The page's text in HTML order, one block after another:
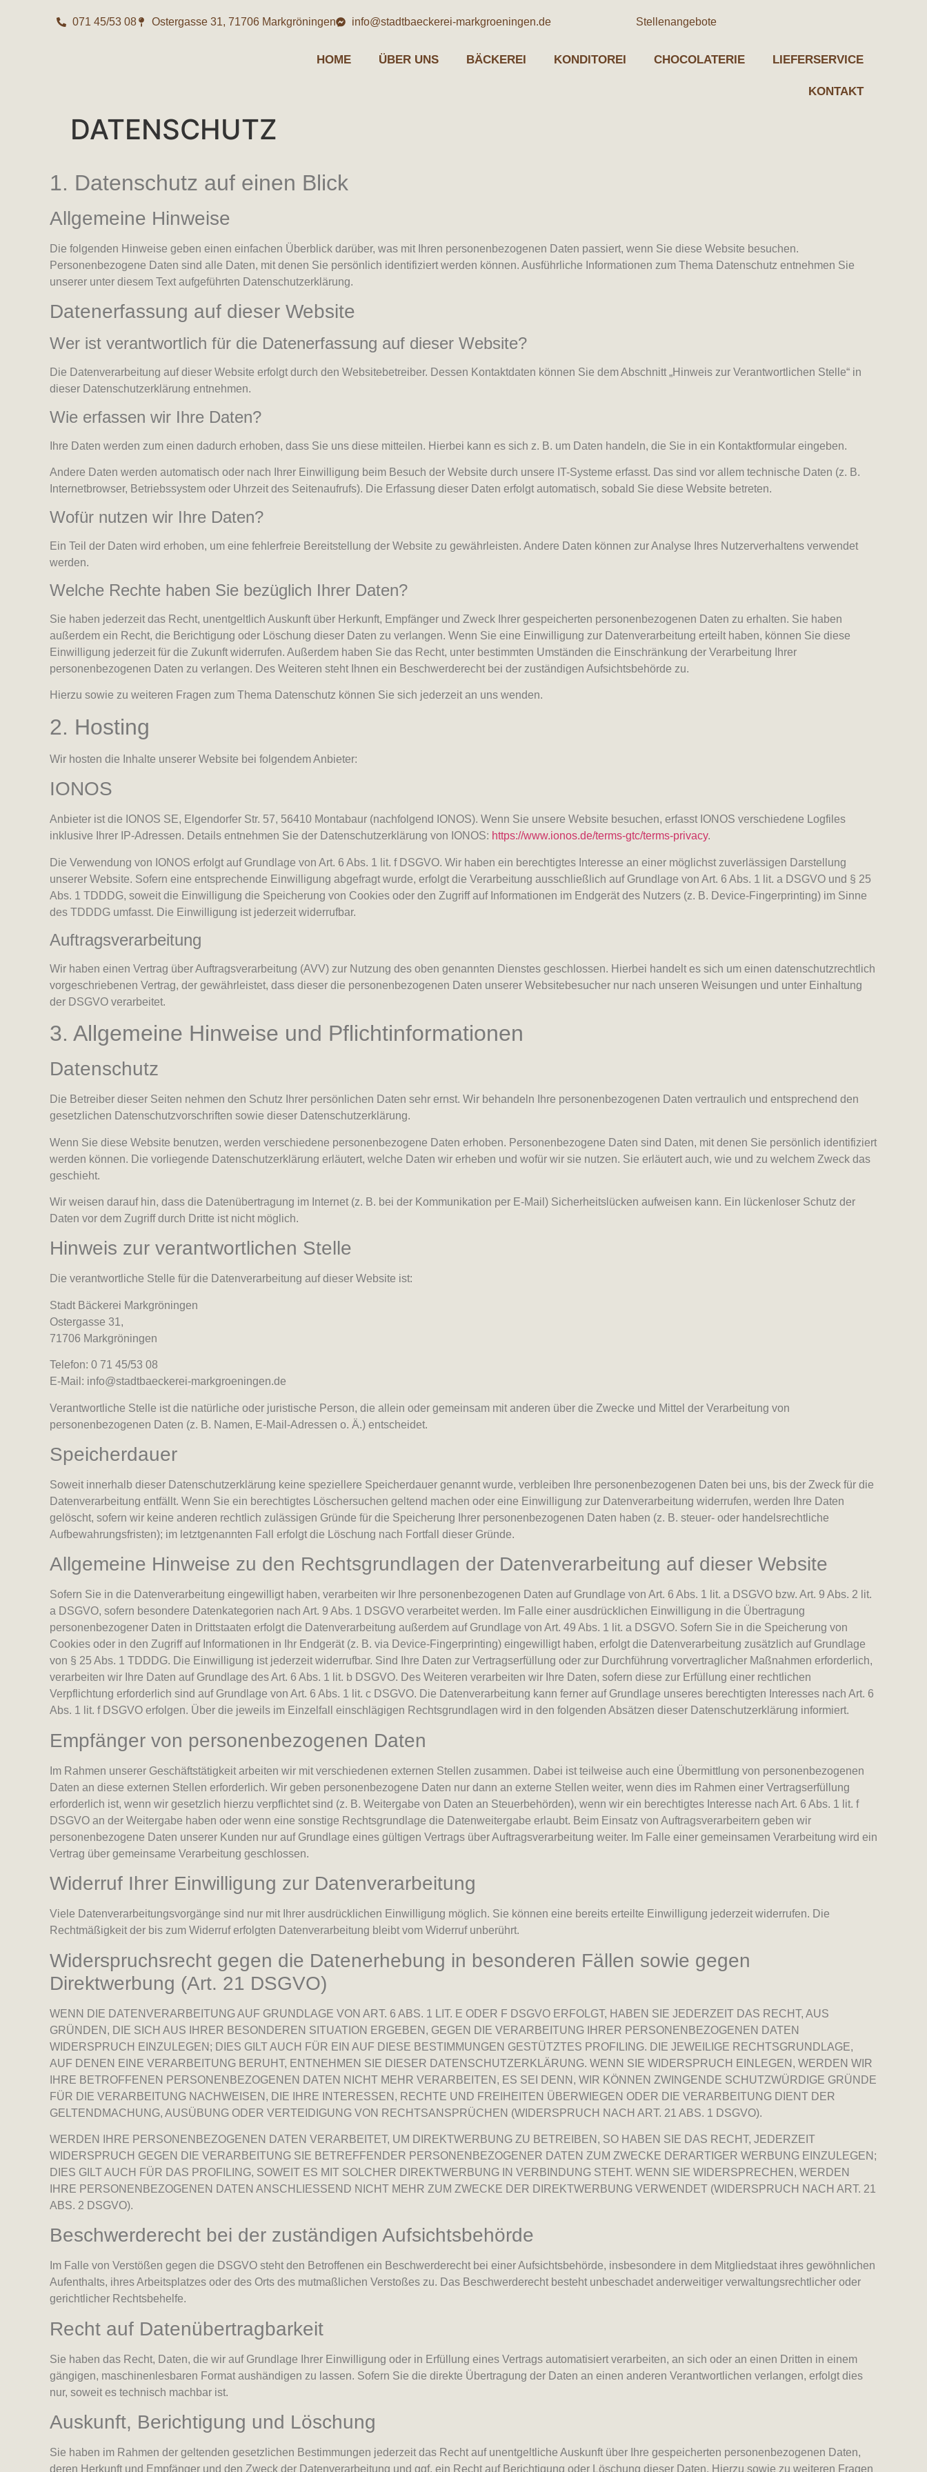
071 45/53 08 Ostergasse 31, 71706 Markgröningen info@stadtbaeckerei-markgroeningen.de Stellenangebote
HOME ÜBER UNS BÄCKEREI KONDITOREI CHOCOLATERIE LIEFERSERVICE
KONTAKT
DATENSCHUTZ
1. Datenschutz auf einen Blick
Allgemeine Hinweise
Die folgenden Hinweise geben einen einfachen Überblick darüber, was mit Ihren personenbezogenen Daten passiert, wenn Sie diese Website besuchen.
Personenbezogene Daten sind alle Daten, mit denen Sie persönlich identifiziert werden können. Ausführliche Informationen zum Thema Datenschutz entnehmen Sie
unserer unter diesem Text aufgeführten Datenschutzerklärung.
Datenerfassung auf dieser Website
Wer ist verantwortlich für die Datenerfassung auf dieser Website?
Die Datenverarbeitung auf dieser Website erfolgt durch den Websitebetreiber. Dessen Kontaktdaten können Sie dem Abschnitt „Hinweis zur Verantwortlichen Stelle“ in
dieser Datenschutzerklärung entnehmen.
Wie erfassen wir Ihre Daten?
Ihre Daten werden zum einen dadurch erhoben, dass Sie uns diese mitteilen. Hierbei kann es sich z. B. um Daten handeln, die Sie in ein Kontaktformular eingeben.
Andere Daten werden automatisch oder nach Ihrer Einwilligung beim Besuch der Website durch unsere IT-Systeme erfasst. Das sind vor allem technische Daten (z. B.
Internetbrowser, Betriebssystem oder Uhrzeit des Seitenaufrufs). Die Erfassung dieser Daten erfolgt automatisch, sobald Sie diese Website betreten.
Wofür nutzen wir Ihre Daten?
Ein Teil der Daten wird erhoben, um eine fehlerfreie Bereitstellung der Website zu gewährleisten. Andere Daten können zur Analyse Ihres Nutzerverhaltens verwendet
werden.
Welche Rechte haben Sie bezüglich Ihrer Daten?
Sie haben jederzeit das Recht, unentgeltlich Auskunft über Herkunft, Empfänger und Zweck Ihrer gespeicherten personenbezogenen Daten zu erhalten. Sie haben
außerdem ein Recht, die Berichtigung oder Löschung dieser Daten zu verlangen. Wenn Sie eine Einwilligung zur Datenverarbeitung erteilt haben, können Sie diese
Einwilligung jederzeit für die Zukunft widerrufen. Außerdem haben Sie das Recht, unter bestimmten Umständen die Einschränkung der Verarbeitung Ihrer
personenbezogenen Daten zu verlangen. Des Weiteren steht Ihnen ein Beschwerderecht bei der zuständigen Aufsichtsbehörde zu.
Hierzu sowie zu weiteren Fragen zum Thema Datenschutz können Sie sich jederzeit an uns wenden.
2. Hosting
Wir hosten die Inhalte unserer Website bei folgendem Anbieter:
IONOS
Anbieter ist die IONOS SE, Elgendorfer Str. 57, 56410 Montabaur (nachfolgend IONOS). Wenn Sie unsere Website besuchen, erfasst IONOS verschiedene Logfiles
inklusive Ihrer IP-Adressen. Details entnehmen Sie der Datenschutzerklärung von IONOS: https://www.ionos.de/terms-gtc/terms-privacy.
Die Verwendung von IONOS erfolgt auf Grundlage von Art. 6 Abs. 1 lit. f DSGVO. Wir haben ein berechtigtes Interesse an einer möglichst zuverlässigen Darstellung
unserer Website. Sofern eine entsprechende Einwilligung abgefragt wurde, erfolgt die Verarbeitung ausschließlich auf Grundlage von Art. 6 Abs. 1 lit. a DSGVO und § 25
Abs. 1 TDDDG, soweit die Einwilligung die Speicherung von Cookies oder den Zugriff auf Informationen im Endgerät des Nutzers (z. B. Device-Fingerprinting) im Sinne
des TDDDG umfasst. Die Einwilligung ist jederzeit widerrufbar.
Auftragsverarbeitung
Wir haben einen Vertrag über Auftragsverarbeitung (AVV) zur Nutzung des oben genannten Dienstes geschlossen. Hierbei handelt es sich um einen datenschutzrechtlich
vorgeschriebenen Vertrag, der gewährleistet, dass dieser die personenbezogenen Daten unserer Websitebesucher nur nach unseren Weisungen und unter Einhaltung
der DSGVO verarbeitet.
3. Allgemeine Hinweise und Pflicht­informationen
Datenschutz
Die Betreiber dieser Seiten nehmen den Schutz Ihrer persönlichen Daten sehr ernst. Wir behandeln Ihre personenbezogenen Daten vertraulich und entsprechend den
gesetzlichen Datenschutzvorschriften sowie dieser Datenschutzerklärung.
Wenn Sie diese Website benutzen, werden verschiedene personenbezogene Daten erhoben. Personenbezogene Daten sind Daten, mit denen Sie persönlich identifiziert
werden können. Die vorliegende Datenschutzerklärung erläutert, welche Daten wir erheben und wofür wir sie nutzen. Sie erläutert auch, wie und zu welchem Zweck das
geschieht.
Wir weisen darauf hin, dass die Datenübertragung im Internet (z. B. bei der Kommunikation per E-Mail) Sicherheitslücken aufweisen kann. Ein lückenloser Schutz der
Daten vor dem Zugriff durch Dritte ist nicht möglich.
Hinweis zur verantwortlichen Stelle
Die verantwortliche Stelle für die Datenverarbeitung auf dieser Website ist:
Stadt Bäckerei Markgröningen
Ostergasse 31,
71706 Markgröningen
Telefon: 0 71 45/53 08
E-Mail: info@stadtbaeckerei-markgroeningen.de
Verantwortliche Stelle ist die natürliche oder juristische Person, die allein oder gemeinsam mit anderen über die Zwecke und Mittel der Verarbeitung von
personenbezogenen Daten (z. B. Namen, E-Mail-Adressen o. Ä.) entscheidet.
Speicherdauer
Soweit innerhalb dieser Datenschutzerklärung keine speziellere Speicherdauer genannt wurde, verbleiben Ihre personenbezogenen Daten bei uns, bis der Zweck für die
Datenverarbeitung entfällt. Wenn Sie ein berechtigtes Löschersuchen geltend machen oder eine Einwilligung zur Datenverarbeitung widerrufen, werden Ihre Daten
gelöscht, sofern wir keine anderen rechtlich zulässigen Gründe für die Speicherung Ihrer personenbezogenen Daten haben (z. B. steuer- oder handelsrechtliche
Aufbewahrungsfristen); im letztgenannten Fall erfolgt die Löschung nach Fortfall dieser Gründe.
Allgemeine Hinweise zu den Rechtsgrundlagen der Datenverarbeitung auf dieser Website
Sofern Sie in die Datenverarbeitung eingewilligt haben, verarbeiten wir Ihre personenbezogenen Daten auf Grundlage von Art. 6 Abs. 1 lit. a DSGVO bzw. Art. 9 Abs. 2 lit.
a DSGVO, sofern besondere Datenkategorien nach Art. 9 Abs. 1 DSGVO verarbeitet werden. Im Falle einer ausdrücklichen Einwilligung in die Übertragung
personenbezogener Daten in Drittstaaten erfolgt die Datenverarbeitung außerdem auf Grundlage von Art. 49 Abs. 1 lit. a DSGVO. Sofern Sie in die Speicherung von
Cookies oder in den Zugriff auf Informationen in Ihr Endgerät (z. B. via Device-Fingerprinting) eingewilligt haben, erfolgt die Datenverarbeitung zusätzlich auf Grundlage
von § 25 Abs. 1 TDDDG. Die Einwilligung ist jederzeit widerrufbar. Sind Ihre Daten zur Vertragserfüllung oder zur Durchführung vorvertraglicher Maßnahmen erforderlich,
verarbeiten wir Ihre Daten auf Grundlage des Art. 6 Abs. 1 lit. b DSGVO. Des Weiteren verarbeiten wir Ihre Daten, sofern diese zur Erfüllung einer rechtlichen
Verpflichtung erforderlich sind auf Grundlage von Art. 6 Abs. 1 lit. c DSGVO. Die Datenverarbeitung kann ferner auf Grundlage unseres berechtigten Interesses nach Art. 6
Abs. 1 lit. f DSGVO erfolgen. Über die jeweils im Einzelfall einschlägigen Rechtsgrundlagen wird in den folgenden Absätzen dieser Datenschutzerklärung informiert.
Empfänger von personenbezogenen Daten
Im Rahmen unserer Geschäftstätigkeit arbeiten wir mit verschiedenen externen Stellen zusammen. Dabei ist teilweise auch eine Übermittlung von personenbezogenen
Daten an diese externen Stellen erforderlich. Wir geben personenbezogene Daten nur dann an externe Stellen weiter, wenn dies im Rahmen einer Vertragserfüllung
erforderlich ist, wenn wir gesetzlich hierzu verpflichtet sind (z. B. Weitergabe von Daten an Steuerbehörden), wenn wir ein berechtigtes Interesse nach Art. 6 Abs. 1 lit. f
DSGVO an der Weitergabe haben oder wenn eine sonstige Rechtsgrundlage die Datenweitergabe erlaubt. Beim Einsatz von Auftragsverarbeitern geben wir
personenbezogene Daten unserer Kunden nur auf Grundlage eines gültigen Vertrags über Auftragsverarbeitung weiter. Im Falle einer gemeinsamen Verarbeitung wird ein
Vertrag über gemeinsame Verarbeitung geschlossen.
Widerruf Ihrer Einwilligung zur Datenverarbeitung
Viele Datenverarbeitungsvorgänge sind nur mit Ihrer ausdrücklichen Einwilligung möglich. Sie können eine bereits erteilte Einwilligung jederzeit widerrufen. Die
Rechtmäßigkeit der bis zum Widerruf erfolgten Datenverarbeitung bleibt vom Widerruf unberührt.
Widerspruchsrecht gegen die Datenerhebung in besonderen Fällen sowie gegen
Direktwerbung (Art. 21 DSGVO)
WENN DIE DATENVERARBEITUNG AUF GRUNDLAGE VON ART. 6 ABS. 1 LIT. E ODER F DSGVO ERFOLGT, HABEN SIE JEDERZEIT DAS RECHT, AUS
GRÜNDEN, DIE SICH AUS IHRER BESONDEREN SITUATION ERGEBEN, GEGEN DIE VERARBEITUNG IHRER PERSONENBEZOGENEN DATEN
WIDERSPRUCH EINZULEGEN; DIES GILT AUCH FÜR EIN AUF DIESE BESTIMMUNGEN GESTÜTZTES PROFILING. DIE JEWEILIGE RECHTSGRUNDLAGE,
AUF DENEN EINE VERARBEITUNG BERUHT, ENTNEHMEN SIE DIESER DATENSCHUTZERKLÄRUNG. WENN SIE WIDERSPRUCH EINLEGEN, WERDEN WIR
IHRE BETROFFENEN PERSONENBEZOGENEN DATEN NICHT MEHR VERARBEITEN, ES SEI DENN, WIR KÖNNEN ZWINGENDE SCHUTZWÜRDIGE GRÜNDE
FÜR DIE VERARBEITUNG NACHWEISEN, DIE IHRE INTERESSEN, RECHTE UND FREIHEITEN ÜBERWIEGEN ODER DIE VERARBEITUNG DIENT DER
GELTENDMACHUNG, AUSÜBUNG ODER VERTEIDIGUNG VON RECHTSANSPRÜCHEN (WIDERSPRUCH NACH ART. 21 ABS. 1 DSGVO).
WERDEN IHRE PERSONENBEZOGENEN DATEN VERARBEITET, UM DIREKTWERBUNG ZU BETREIBEN, SO HABEN SIE DAS RECHT, JEDERZEIT
WIDERSPRUCH GEGEN DIE VERARBEITUNG SIE BETREFFENDER PERSONENBEZOGENER DATEN ZUM ZWECKE DERARTIGER WERBUNG EINZULEGEN;
DIES GILT AUCH FÜR DAS PROFILING, SOWEIT ES MIT SOLCHER DIREKTWERBUNG IN VERBINDUNG STEHT. WENN SIE WIDERSPRECHEN, WERDEN
IHRE PERSONENBEZOGENEN DATEN ANSCHLIESSEND NICHT MEHR ZUM ZWECKE DER DIREKTWERBUNG VERWENDET (WIDERSPRUCH NACH ART. 21
ABS. 2 DSGVO).
Beschwerde­recht bei der zuständigen Aufsichts­behörde
Im Falle von Verstößen gegen die DSGVO steht den Betroffenen ein Beschwerderecht bei einer Aufsichtsbehörde, insbesondere in dem Mitgliedstaat ihres gewöhnlichen
Aufenthalts, ihres Arbeitsplatzes oder des Orts des mutmaßlichen Verstoßes zu. Das Beschwerderecht besteht unbeschadet anderweitiger verwaltungsrechtlicher oder
gerichtlicher Rechtsbehelfe.
Recht auf Daten­übertrag­barkeit
Sie haben das Recht, Daten, die wir auf Grundlage Ihrer Einwilligung oder in Erfüllung eines Vertrags automatisiert verarbeiten, an sich oder an einen Dritten in einem
gängigen, maschinenlesbaren Format aushändigen zu lassen. Sofern Sie die direkte Übertragung der Daten an einen anderen Verantwortlichen verlangen, erfolgt dies
nur, soweit es technisch machbar ist.
Auskunft, Berichtigung und Löschung
Sie haben im Rahmen der geltenden gesetzlichen Bestimmungen jederzeit das Recht auf unentgeltliche Auskunft über Ihre gespeicherten personenbezogenen Daten,
deren Herkunft und Empfänger und den Zweck der Datenverarbeitung und ggf. ein Recht auf Berichtigung oder Löschung dieser Daten. Hierzu sowie zu weiteren Fragen